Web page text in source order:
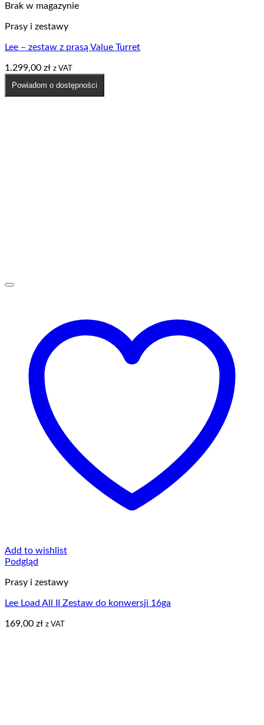
Brak w magazynie
Prasy i zestawy
Lee – zestaw z prasą Value Turret
1.299,00 zł z VAT
Powiadom o dostępności
Add to wishlist
Podgląd
Prasy i zestawy
Lee Load All II Zestaw do konwersji 16ga
169,00 zł z VAT